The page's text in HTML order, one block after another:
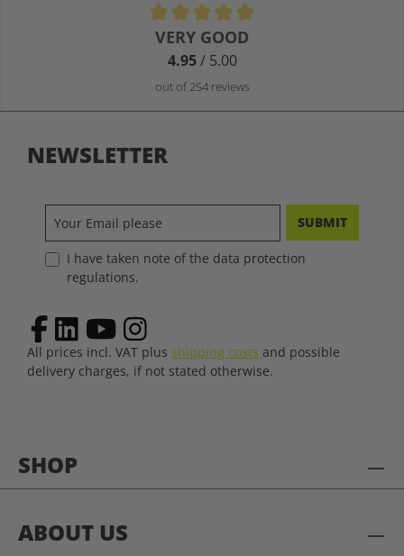
Average rating of 4.9 out of 5 stars
VERY GOOD
4.95/ 5.00
out of 254 reviews
SHOP
ABOUT US
NEWSLETTER
SUBMIT
I have taken note of the data protection
regulations.
All prices incl. VAT plus shipping costs and possible
delivery charges, if not stated otherwise.